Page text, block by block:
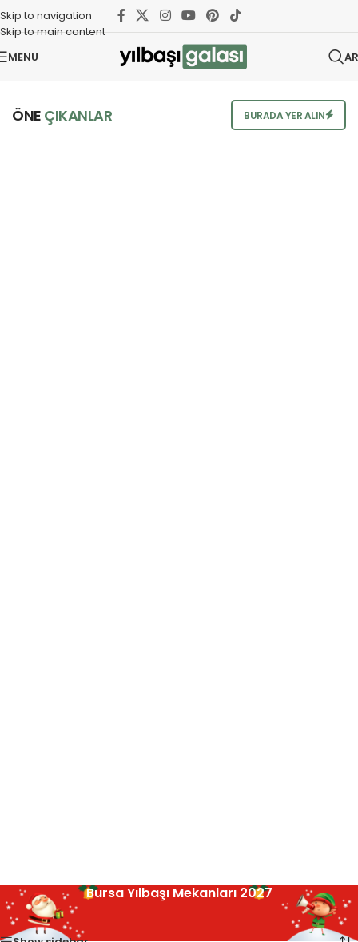
Skip to navigation
Skip to main content
MENU
ÖNE ÇIKANLAR BURADA YER ALIN
Bursa Yılbaşı Mekanları 2027
Ana Sayfa/Bursa Yılbaşı Mekanları 4 sonucun tümü gösteriliyor